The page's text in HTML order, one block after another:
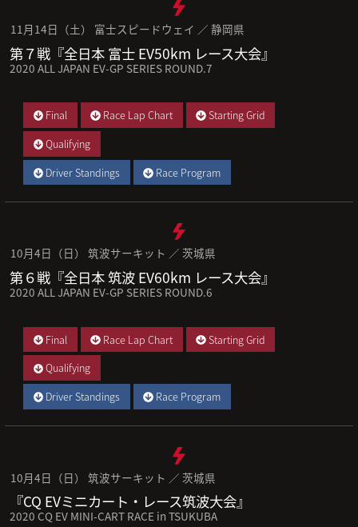
11月14日（土） 富士スピードウェイ ／ 静岡県
第７戦『全日本 富士 EV50km レース大会』
2020 ALL JAPAN EV-GP SERIES ROUND.7
Final Race Lap Chart
Starting Grid
Qualifying
Driver Standings
Race Program
10月4日（日） 筑波サーキット ／ 茨城県
第６戦『全日本 筑波 EV60km レース大会』
2020 ALL JAPAN EV-GP SERIES ROUND.6
Final Race Lap Chart
Starting Grid
Qualifying
Driver Standings
Race Program
10月4日（日） 筑波サーキット ／ 茨城県
『CQ EVミニカート・レース筑波大会』
2020 CQ EV MINI-CART RACE in TSUKUBA